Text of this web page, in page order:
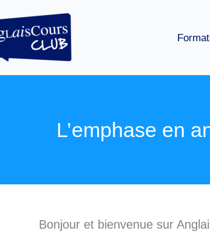
L’emphase en
Bonjour et bienvenue sur